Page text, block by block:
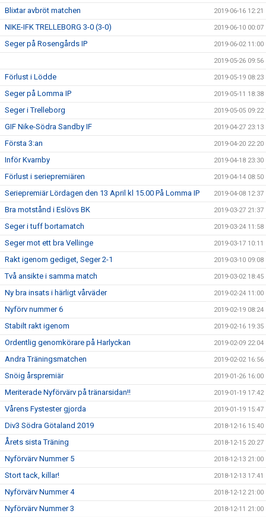
Blixtar avbröt matchen 2019-06-16 12:21
NIKE-IFK TRELLEBORG 3-0 (3-0) 2019-06-10 00:07
Seger på Rosengårds IP 2019-06-02 11:00
2019-05-26 09:56
Förlust i Lödde 2019-05-19 08:23
Seger på Lomma IP 2019-05-11 18:38
Seger i Trelleborg 2019-05-05 09:22
GIF Nike-Södra Sandby IF 2019-04-27 23:13
Första 3:an 2019-04-20 22:20
Inför Kvarnby 2019-04-18 23:30
Förlust i seriepremiären 2019-04-14 08:50
Seriepremiär Lördagen den 13 April kl 15.00 På Lomma IP 2019-04-08 12:37
Bra motstånd i Eslövs BK 2019-03-27 21:37
Seger i tuff bortamatch 2019-03-24 11:58
Seger mot ett bra Vellinge 2019-03-17 10:11
Rakt igenom gediget, Seger 2-1 2019-03-10 09:08
Två ansikte i samma match 2019-03-02 18:45
Ny bra insats i härligt vårväder 2019-02-24 11:00
Nyförv nummer 6 2019-02-19 08:24
Stabilt rakt igenom 2019-02-16 19:35
Ordentlig genomkörare på Harlyckan 2019-02-09 22:04
Andra Träningsmatchen 2019-02-02 16:56
Snöig årspremiär 2019-01-26 16:00
Meriterade Nyförvärv på tränarsidan!! 2019-01-19 17:42
Vårens Fystester gjorda 2019-01-19 15:47
Div3 Södra Götaland 2019 2018-12-16 15:40
Årets sista Träning 2018-12-15 20:27
Nyförvärv Nummer 5 2018-12-13 21:00
Stort tack, killar! 2018-12-13 17:41
Nyförvärv Nummer 4 2018-12-12 21:00
Nyförvärv Nummer 3 2018-12-11 21:00